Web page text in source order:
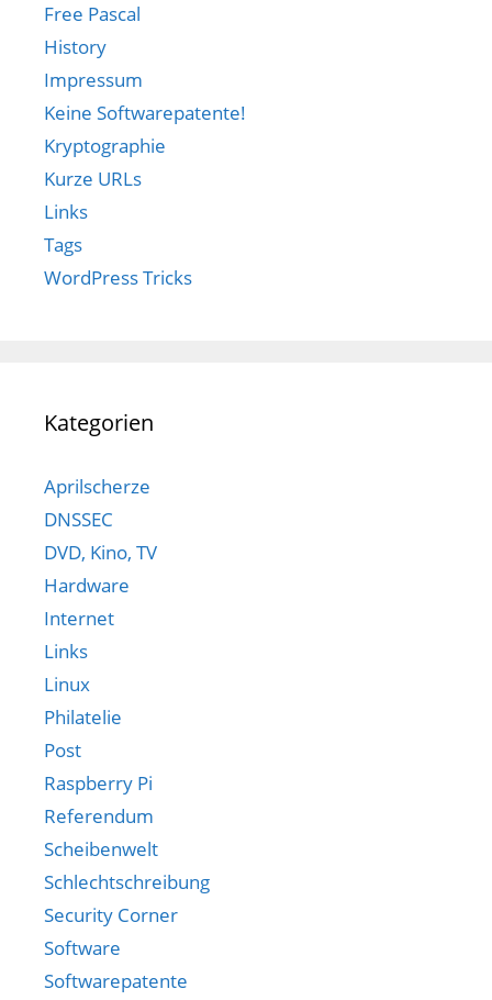
Free Pascal
History
Impressum
Keine Softwarepatente!
Kryptographie
Kurze URLs
Links
Tags
WordPress Tricks
Kategorien
Aprilscherze
DNSSEC
DVD, Kino, TV
Hardware
Internet
Links
Linux
Philatelie
Post
Raspberry Pi
Referendum
Scheibenwelt
Schlechtschreibung
Security Corner
Software
Softwarepatente